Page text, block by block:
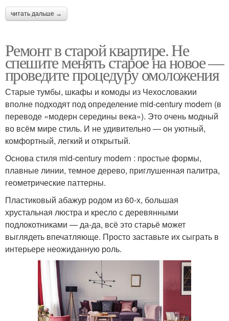
читать дальше →
Ремонт в старой квартире. Не
спешите менять старое на новое —
проведите процедуру омоложения
Старые тумбы, шкафы и комоды из Чехословакии
вполне подходят под определение mid-century modern (в
переводе «модерн середины века»). Это очень модный
во всём мире стиль. И не удивительно — он уютный,
комфортный, легкий и открытый.
Основа стиля mid-century modern : простые формы,
плавные линии, темное дерево, приглушенная палитра,
геометрические паттерны.
Пластиковый абажур родом из 60-х, большая
хрустальная люстра и кресло с деревянными
подлокотниками — да-да, всё это старьё может
выглядеть впечатляюще. Просто заставьте их сыграть в
интерьере неожиданную роль.